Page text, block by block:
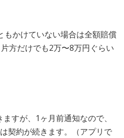
もかけていない場合は全額賠償
方だけでも2万〜8万円ぐらい
すが、1ヶ月前通知なので、
契約が続きます。（アプリで